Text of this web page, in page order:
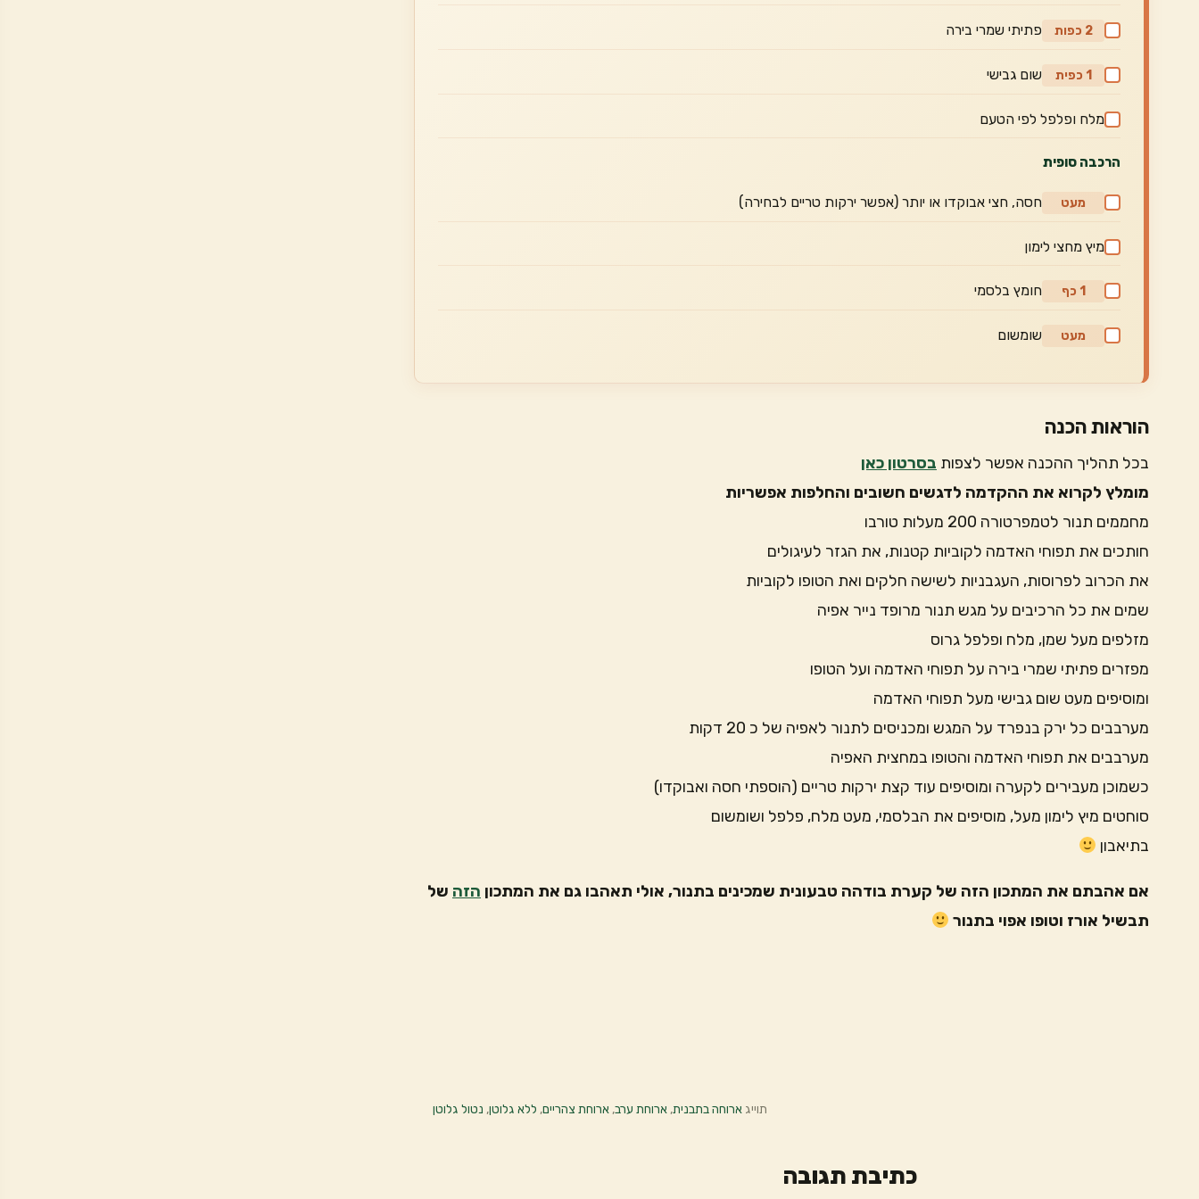
2 כפות פתיתי שמרי בירה
1 כפית שום גבישי
מלח ופלפל לפי הטעם
הרכבה סופית
מעט חסה, חצי אבוקדו או יותר (אפשר ירקות טריים לבחירה)
מיץ מחצי לימון
1 כף חומץ בלסמי
מעט שומשום
הוראות הכנה
בכל תהליך ההכנה אפשר לצפות בסרטון כאן
מומלץ לקרוא את ההקדמה לדגשים חשובים והחלפות אפשריות
מחממים תנור לטמפרטורה 200 מעלות טורבו
חותכים את תפוחי האדמה לקוביות קטנות, את הגזר לעיגולים
את הכרוב לפרוסות, העגבניות לשישה חלקים ואת הטופו לקוביות
שמים את כל הרכיבים על מגש תנור מרופד נייר אפיה
מזלפים מעל שמן, מלח ופלפל גרוס
מפזרים פתיתי שמרי בירה על תפוחי האדמה ועל הטופו
ומוסיפים מעט שום גבישי מעל תפוחי האדמה
מערבבים כל ירק בנפרד על המגש ומכניסים לתנור לאפיה של כ 20 דקות
מערבבים את תפוחי האדמה והטופו במחצית האפיה
כשמוכן מעבירים לקערה ומוסיפים עוד קצת ירקות טריים (הוספתי חסה ואבוקדו)
סוחטים מיץ לימון מעל, מוסיפים את הבלסמי, מעט מלח, פלפל ושומשום
בתיאבון
אם אהבתם את המתכון הזה של קערת בודהה טבעונית שמכינים בתנור, אולי תאהבו גם את המתכון הזה של
תבשיל אורז וטופו אפוי בתנור
תוייגארוחה בתבנית,ארוחת ערב,ארוחת צהריים, ללא גלוטן, נטול גלוטן
כתיבת תגובה